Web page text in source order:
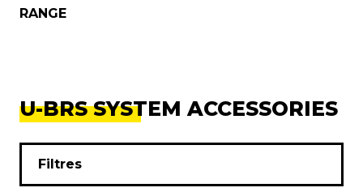
RANGE
U-BRS SYSTEM ACCESSORIES
Filtres